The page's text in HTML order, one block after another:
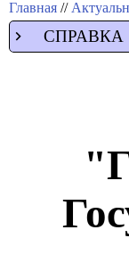
Главная //
СПРАВКА